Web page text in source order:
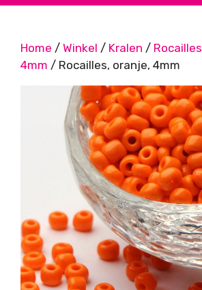
Home / Winkel / Kralen / Rocailles
4mm / Rocailles, oranje, 4mm